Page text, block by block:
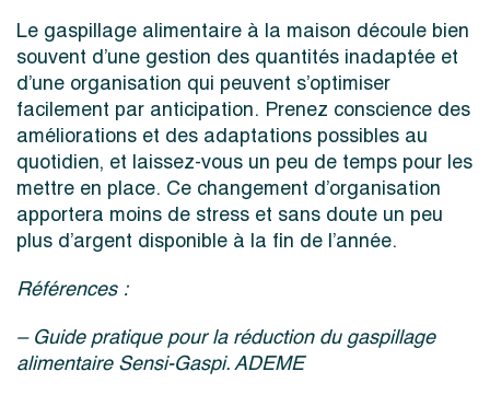
Le gaspillage alimentaire à la maison découle bien
souvent d’une gestion des quantités inadaptée et
d’une organisation qui peuvent s’optimiser
facilement par anticipation. Prenez conscience des
améliorations et des adaptations possibles au
quotidien, et laissez-vous un peu de temps pour les
mettre en place. Ce changement d’organisation
apportera moins de stress et sans doute un peu
plus d’argent disponible à la fin de l’année.
Références :
– Guide pratique pour la réduction du gaspillage
alimentaire Sensi-Gaspi. ADEME